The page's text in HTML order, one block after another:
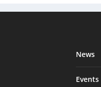
News
Events